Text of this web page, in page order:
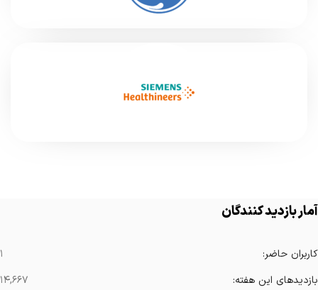
آمار بازدید کنندگان
کاربران حاضر:
۱
بازدیدهای این هفته:
۱۴,۶۶۷